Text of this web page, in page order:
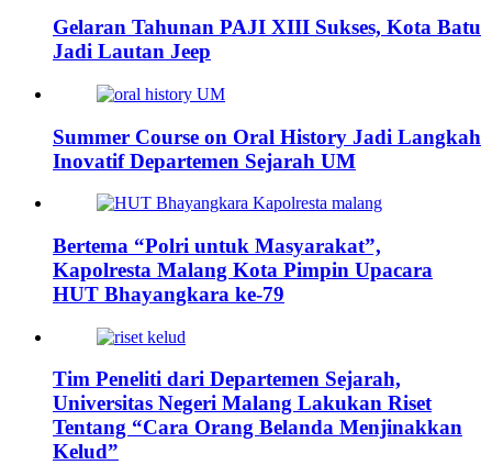
Gelaran Tahunan PAJI XIII Sukses, Kota Batu
Jadi Lautan Jeep
Summer Course on Oral History Jadi Langkah
Inovatif Departemen Sejarah UM
Bertema “Polri untuk Masyarakat”,
Kapolresta Malang Kota Pimpin Upacara
HUT Bhayangkara ke-79
Tim Peneliti dari Departemen Sejarah,
Universitas Negeri Malang Lakukan Riset
Tentang “Cara Orang Belanda Menjinakkan
Kelud”